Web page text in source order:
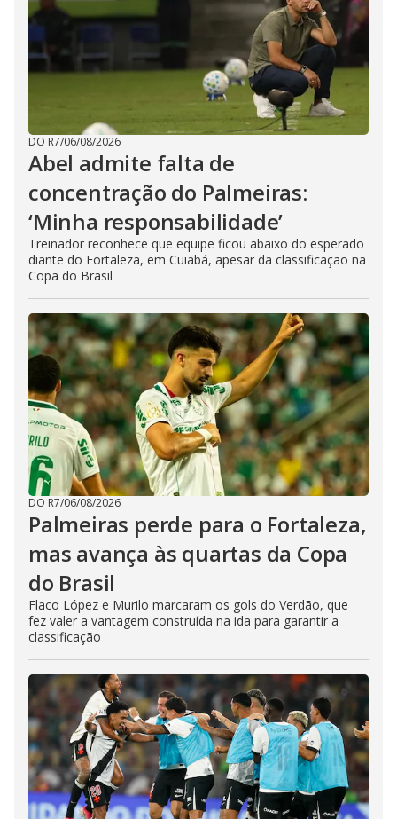
DO R7/06/08/2026
Abel admite falta de
concentração do Palmeiras:
‘Minha responsabilidade’
Treinador reconhece que equipe ficou abaixo do esperado
diante do Fortaleza, em Cuiabá, apesar da classificação na
Copa do Brasil
DO R7/06/08/2026
Palmeiras perde para o Fortaleza,
mas avança às quartas da Copa
do Brasil
Flaco López e Murilo marcaram os gols do Verdão, que
fez valer a vantagem construída na ida para garantir a
classificação